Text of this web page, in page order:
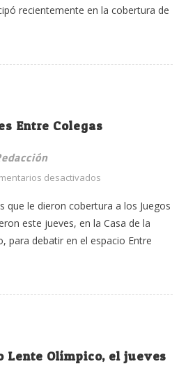
/
recientemente en la cobertura de
Entre Colegas
desactivadosen
de
deportes
Entre
le dieron cobertura a los Juegos
este jueves, en la Casa de la
para debatir en el espacio Entre
Lente Olímpico, el jueves